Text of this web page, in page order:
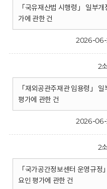
「국유재산법 시행령」 일부
가에 관한 건
2026-
2
「재외공관주재관 임용령」
평가에 관한 건
2026-
2
「국가공간정보센터 운영규
요인 평가에 관한 건